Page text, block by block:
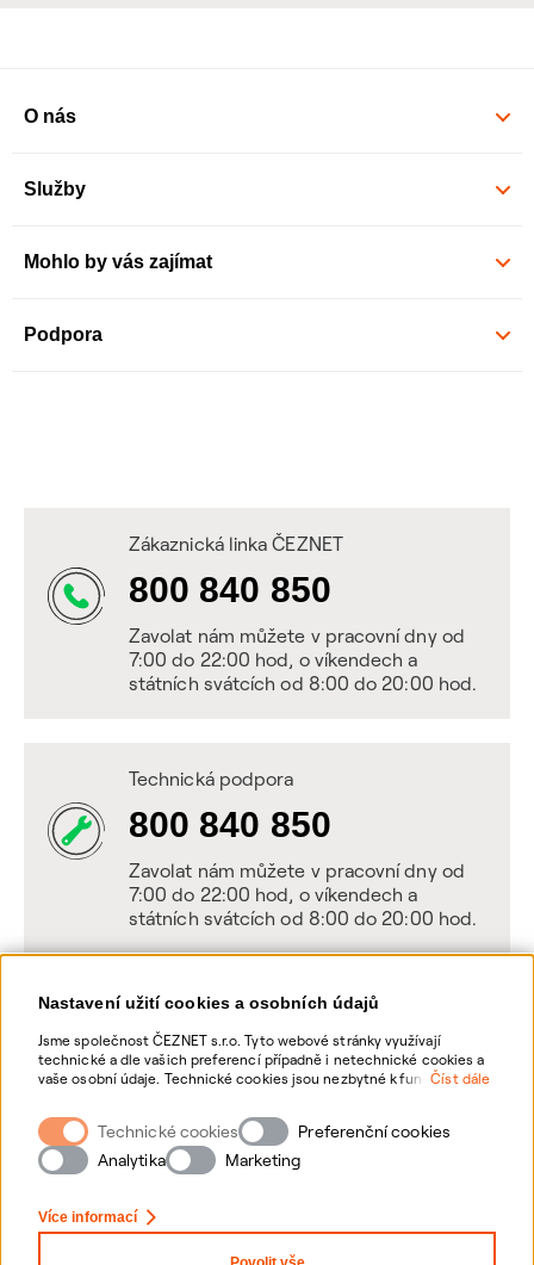
Nastavení užití cookies a osobních údajů
Jsme společnost ČEZNET s.r.o. Tyto webové stránky využívají
technické a dle vašich preferencí případně i netechnické cookies a
vaše osobní údaje. Technické cookies jsou nezbytné k fungování
webové stránky vašim preferencím, k personalizaci reklam a
analytice. Pro sběr a zpracování netechnických cookies a vašich
osobních údajů, nám můžete udělit souhlas. Bližší informace o
vašich právech, zpracování osobních údajů, včetně možnosti
Číst dále
Technické cookies
Preferenční cookies
Analytika
Marketing
Více informací
O nás
Služby
Mohlo by vás zajímat
Podpora
Zákaznická linka ČEZNET
800 840 850
Zavolat nám můžete v pracovní dny od
7:00 do 22:00 hod, o víkendech a
státních svátcích od 8:00 do 20:00 hod.
Technická podpora
800 840 850
Zavolat nám můžete v pracovní dny od
7:00 do 22:00 hod, o víkendech a
státních svátcích od 8:00 do 20:00 hod.
Napište nám
POSLAT VZKAZ
Zanechte nám vzkaz online, my se vám
ozveme zpět